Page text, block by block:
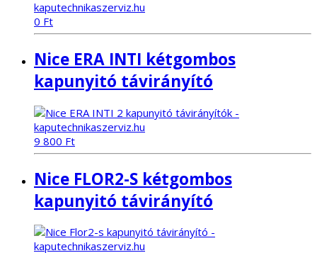
0 Ft
Nice ERA INTI kétgombos
kapunyitó távirányító
9 800 Ft
Nice FLOR2-S kétgombos
kapunyitó távirányító